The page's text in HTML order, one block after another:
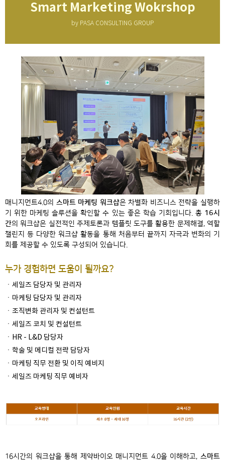
Smart Marketing Wokrshop
by PASA CONSULTING GROUP
매니지먼트4.0의 스마트 마케팅 워크샵은 차별화 비즈니스 전략을 실행하
기 위한 마케팅 솔루션을 확인할 수 있는 좋은 학습 기회입니다. 총 16시
간의 워크샵은 실전적인 주제토론과 템플릿 도구를 활용한 문제해결, 역할
챌린지 등 다양한 워크샵 활동을 통해 처음부터 끝까지 자극과 변화의 기
회를 제공할 수 있도록 구성되어 있습니다.
누가 경험하면 도움이 될까요?
ㆍ세일즈 담당자 및 관리자
ㆍ마케팅 담당자 및 관리자
ㆍ조직변화 관리자 및 컨설턴트
ㆍ세일즈 코치 및 컨설턴트
ㆍHR - L&D 담당자
ㆍ학술 및 메디컬 전략 담당자
ㆍ마케팅 직무 전환 및 이직 예비지
ㆍ세일즈 마케팅 직무 예비자
16시간의 워크샵을 통해 제약바이오 매니지먼트 4.0을 이해하고, 스마트